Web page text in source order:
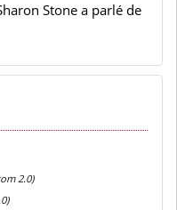
Stone a parlé de
2.0)